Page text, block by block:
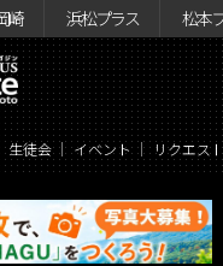
崎 浜松プラス 松本
生徒会 イベント リクエス